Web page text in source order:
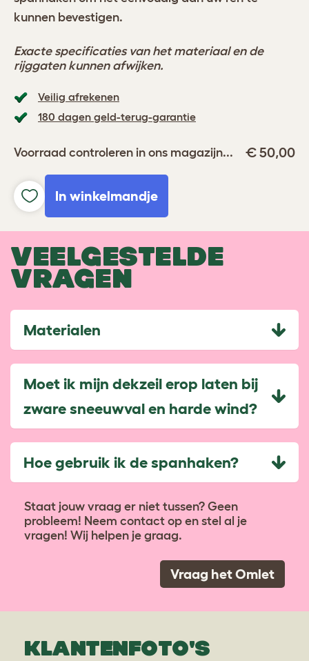
Veilig afrekenen
180 dagen geld-terug-garantie
Voorraad controleren in ons magazijn... € 50,00
In winkelmandje
kunnen bevestigen.
Exacte specificaties van het materiaal en de
rijggaten kunnen afwijken.
VEELGESTELDE
VRAGEN
Materialen
Moet ik mijn dekzeil erop laten bij
zware sneeuwval en harde wind?
Hoe gebruik ik de spanhaken?
Staat jouw vraag er niet tussen? Geen
probleem! Neem contact op en stel al je
vragen! Wij helpen je graag.
Vraag het Omlet
KLANTENFOTO'S